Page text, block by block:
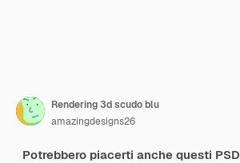
Rendering 3d scudo blu
amazingdesigns26
Potrebbero piacerti anche questi PSD